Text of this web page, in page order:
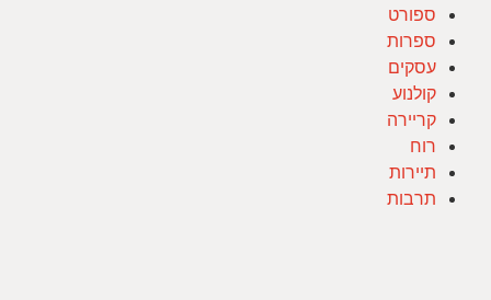
ספורט
ספרות
עסקים
קולנוע
קריירה
רוח
תיירות
תרבות